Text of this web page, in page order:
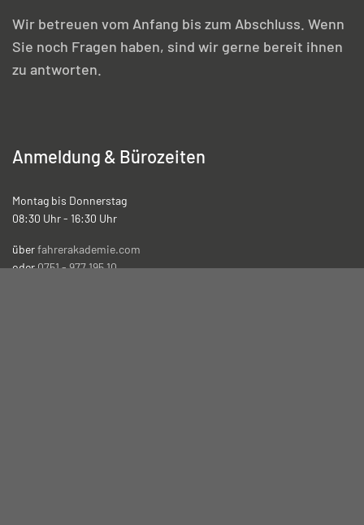
Wir betreuen vom Anfang bis zum Abschluss. Wenn
Sie noch Fragen haben, sind wir gerne bereit ihnen
zu antworten.
Anmeldung & Bürozeiten
Montag bis Donnerstag
08:30 Uhr - 16:30 Uhr
überfahrerakademie.com
oder0751 - 977 195 10